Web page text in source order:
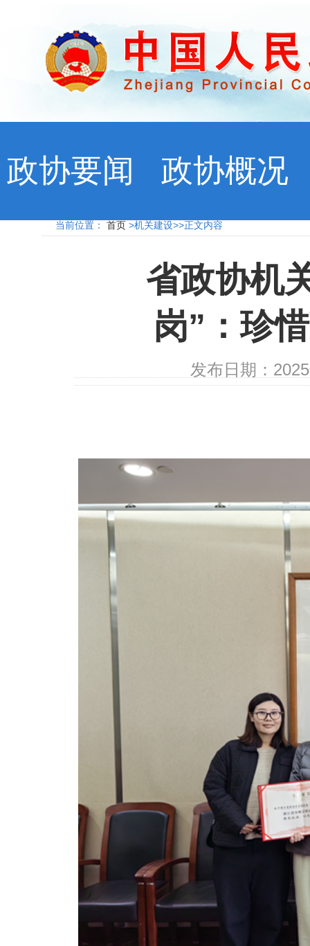
政协要闻 政协概况
当前位置： 首页 >机关建设>>正文内容
省政协机
岗”：珍
发布日期：